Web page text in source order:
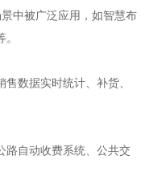
中被广泛应用，如智慧布
数据实时统计、补货、
自动收费系统、公共交